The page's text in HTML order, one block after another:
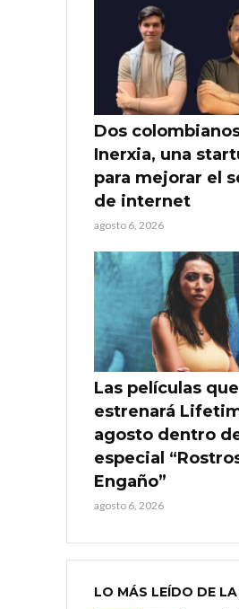
Dos
Inerxia, una
para mejorar el
de internet
agosto 6, 2026
Las películas que
estrenará
agosto dentro
especial
Engaño”
agosto 6, 2026
LO MÁS LEÍDO DE